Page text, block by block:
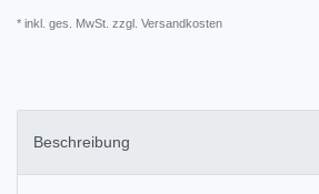
* inkl. ges. MwSt. zzgl. Versandkosten
Beschreibung